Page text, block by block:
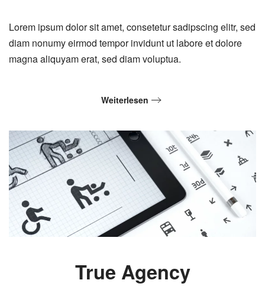
Lorem ipsum dolor sit amet, consetetur sadipscing elitr, sed
diam nonumy eirmod tempor invidunt ut labore et dolore
magna aliquyam erat, sed diam voluptua.
Weiterlesen
True Agency